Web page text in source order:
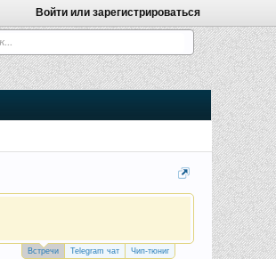
Войти или зарегистрироваться
Встречи Telegram чат Чип-тюниг